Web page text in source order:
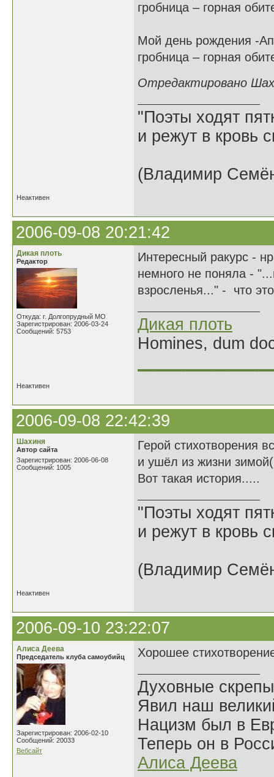
гробница – горная
Мой день рождения -
гробница – горная
Отредактировано
"Поэты ходят
и режут в кровь
(Владимир
Неактивен
2006-09-08 20:21:42
Дикая плоть
Редактор
Откуда: г. Долгопрудный МО
Зарегистрирован: 2006-03-24
Сообщений: 5753
Интересный ракурс -
немного не поняла -
взросленья..." - что
Дикая плоть
Homines, dum
Неактивен
2006-09-08 22:42:39
Шахиня
Автор сайта
Зарегистрирован: 2006-06-08
Сообщений: 1005
Герой стихотворения
и ушёл из жизни
Вот такая история.....
"Поэты ходят
и режут в кровь
(Владимир
Неактивен
2006-09-10 23:22:07
Алиса Деева
Председатель клуба самоубийц
Зарегистрирован: 2006-02-10
Сообщений: 20033
Вебсайт
Хорошее
Духовные
Явил наш
Нацизм был в
Теперь он в
Алиса Деева